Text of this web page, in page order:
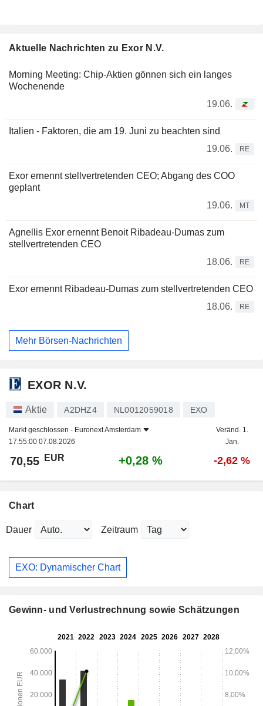
Aktuelle Nachrichten zu Exor N.V.
Morning Meeting: Chip-Aktien gönnen sich ein langes
Wochenende
19.06.
Italien - Faktoren, die am 19. Juni zu beachten sind
19.06.
RE
Exor ernennt stellvertretenden CEO; Abgang des COO
geplant
19.06.
MT
Agnellis Exor ernennt Benoit Ribadeau-Dumas zum
stellvertretenden CEO
18.06.
RE
Exor ernennt Ribadeau-Dumas zum stellvertretenden CEO
18.06.
RE
Mehr Börsen-Nachrichten
EXOR N.V.
Aktie A2DHZ4 NL0012059018 EXO
Markt geschlossen - Euronext Amsterdam
17:55:00 07.08.2026
Veränd. 1.
Jan.
70,55 EUR +0,28 % -2,62 %
Chart
Dauer Zeitraum
EXO: Dynamischer Chart
Gewinn- und Verlustrechnung sowie Schätzungen